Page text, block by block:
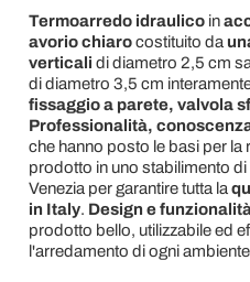
Termoarredo idraulicoin
avorio chiarocostituito da
verticali di diametro 2,5 cm
di diametro 3,5 cm
fissaggio a parete, valvola
Professionalità,
che hanno posto le basi per la
prodotto in uno stabilimento
Venezia per garantire tutta la
in Italy. Design e
prodotto bello, utilizzabile ed
l'arredamento di ogni